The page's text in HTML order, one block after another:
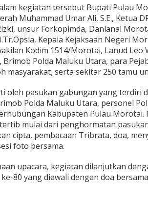
kegiatan tersebut Bupati Pulau
Muhammad Umar Ali, S.E., Ketua
unsur Forkopimda, Danlanal
Kepala Kejaksaan Negeri
Kodim 1514/Morotai, Lanud
Brimob Polda Maluku Utara, para
masyarakat, serta sekitar 250 tamu
oleh pasukan gabungan yang terdiri
Polda Maluku Utara, personel
Kabupaten Pulau Morotai.
mulai dari penghormatan
cipta, pembacaan Tribrata, doa,
foto bersama.
upacara, kegiatan dilanjutkan
80 yang diawali dengan doa